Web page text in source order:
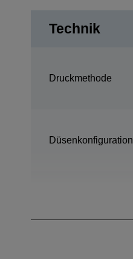
Technik
Druckmethode
Düsenkonfiguration